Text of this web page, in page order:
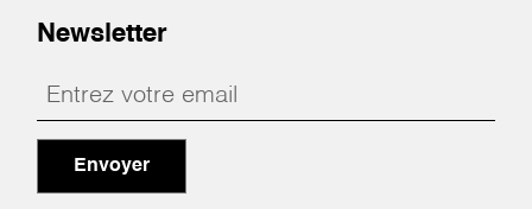
Newsletter
Envoyer